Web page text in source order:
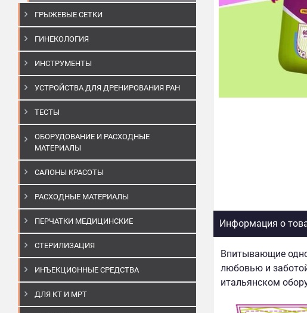
ГРЫЖЕВЫЕ СЕТКИ
ГИНЕКОЛОГИЯ
ИНСТРУМЕНТЫ
УСТРОЙСТВА ДЛЯ ДРЕНИРОВАНИЯ РАН
ТЕСТЫ
ОБОРУДОВАНИЕ И РАСХОДНЫЕ
МАТЕРИАЛЫ
САЛОНЫ КРАСОТЫ
РАСХОДНЫЕ МАТЕРИАЛЫ
ПЕРЧАТКИ МЕДИЦИНСКИЕ
СТЕРИЛИЗАЦИЯ
ИНЪЕКЦИОННЫЕ СРЕДСТВА
ДЛЯ КТ И МРТ
Информация о
Впитывающие
любовью и
итальянском